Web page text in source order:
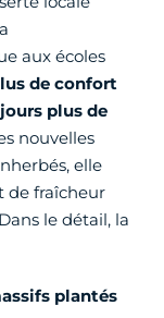
aux écoles
de confort
plus de
nouvelles
elle
de fraîcheur
le détail, la
plantés